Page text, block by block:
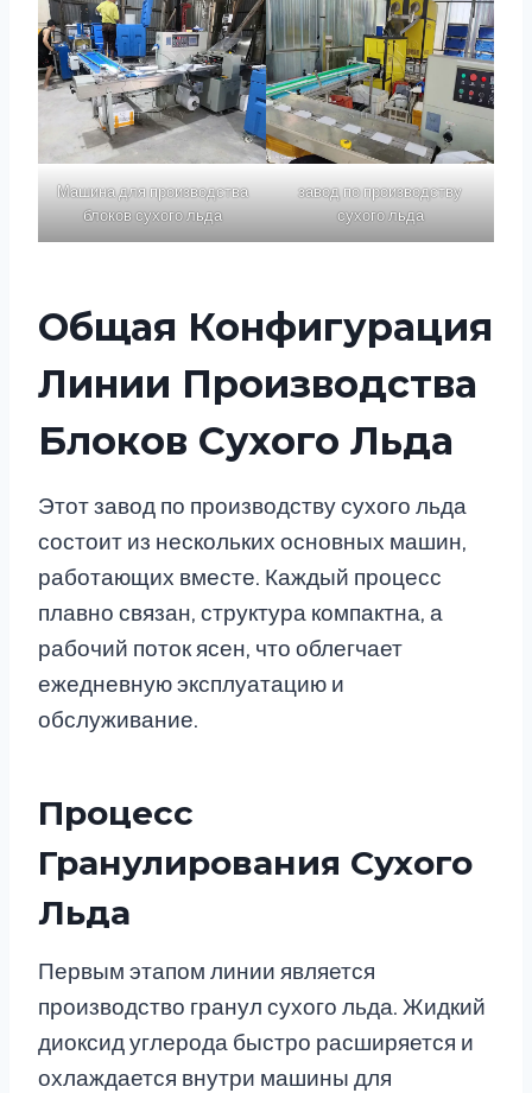
Машина для производства
блоков сухого льда
завод по производству
сухого льда
Общая Конфигурация
Линии Производства
Блоков Сухого Льда
Этот завод по производству сухого льда
состоит из нескольких основных машин,
работающих вместе. Каждый процесс
плавно связан, структура компактна, а
рабочий поток ясен, что облегчает
ежедневную эксплуатацию и
обслуживание.
Процесс
Гранулирования Сухого
Льда
Первым этапом линии является
производство гранул сухого льда. Жидкий
диоксид углерода быстро расширяется и
охлаждается внутри машины для